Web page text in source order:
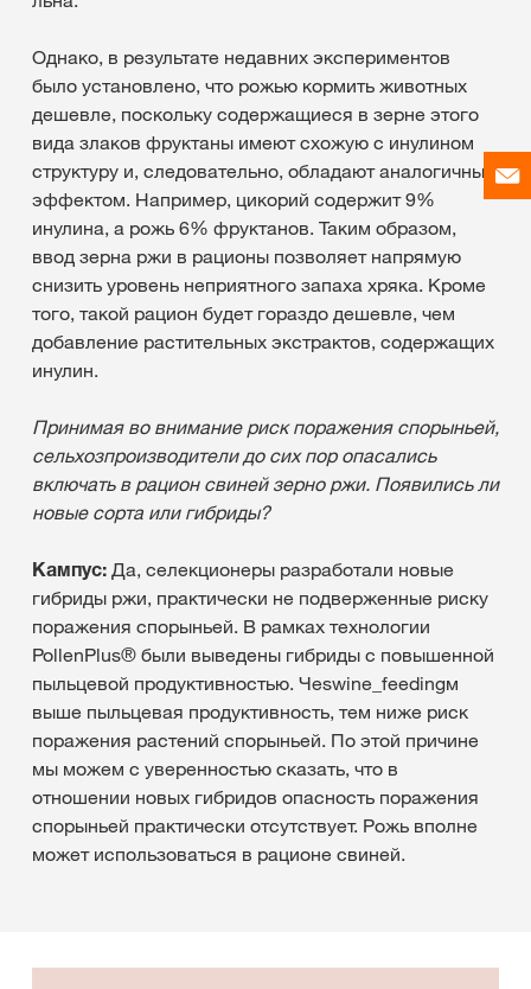
Однако, в результате недавних экспериментов
было установлено, что рожью кормить животных
дешевле, поскольку содержащиеся в зерне этого
вида злаков фруктаны имеют схожую с инулином
структуру и, следовательно, обладают аналогичным
эффектом. Например, цикорий содержит 9%
инулина, а рожь 6% фруктанов. Таким образом,
ввод зерна ржи в рационы позволяет напрямую
снизить уровень неприятного запаха хряка. Кроме
того, такой рацион будет гораздо дешевле, чем
добавление растительных экстрактов, содержащих
инулин.
Принимая во внимание риск поражения спорыньей,
сельхозпроизводители до сих пор опасались
включать в рацион свиней зерно ржи. Появились ли
новые сорта или гибриды?
Кампус: Да, селекционеры разработали новые
гибриды ржи, практически не подверженные риску
поражения спорыньей. В рамках технологии
PollenPlus® были выведены гибриды с повышенной
пыльцевой продуктивностью. Чеswine_feedingм
выше пыльцевая продуктивность, тем ниже риск
поражения растений спорыньей. По этой причине
мы можем с уверенностью сказать, что в
отношении новых гибридов опасность поражения
спорыньей практически отсутствует. Рожь вполне
может использоваться в рационе свиней.